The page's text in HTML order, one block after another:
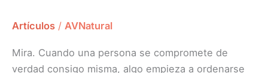
Artículos / AVNatural
Mira. Cuando una persona se compromete de
verdad consigo misma, algo empieza a ordenarse